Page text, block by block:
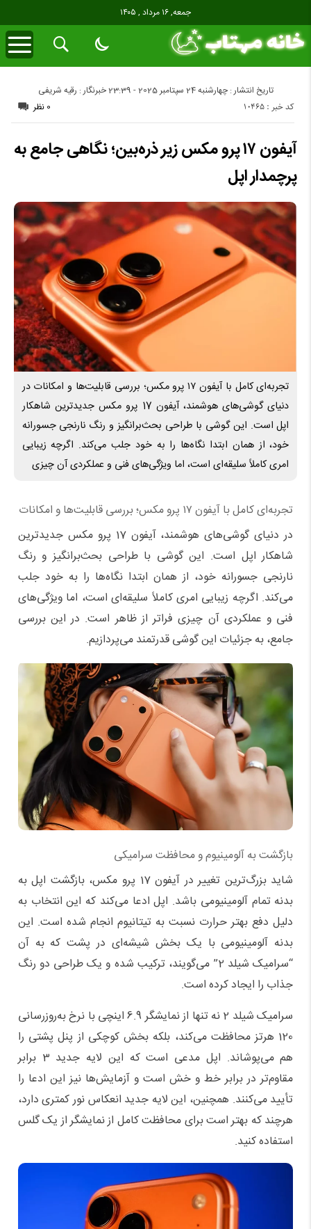
جمعه, ۱۶ مرداد , ۱۴۰۵
تاریخ انتشار : چهارشنبه 24 سپتامبر 2025 - 23:39 خبرنگار : رقیه شریفی
کد خبر : 10465 0 نظر
آیفون ۱۷ پرو مکس زیر ذره‌بین؛ نگاهی جامع به
پرچمدار اپل
تجربه‌ای کامل با آیفون ۱۷ پرو مکس؛ بررسی قابلیت‌ها و امکانات در
دنیای گوشی‌های هوشمند، آیفون 17 پرو مکس جدیدترین شاهکار
اپل است. این گوشی با طراحی بحث‌برانگیز و رنگ نارنجی جسورانه
خود، از همان ابتدا نگاه‌ها را به خود جلب می‌کند. اگرچه زیبایی
امری کاملاً سلیقه‌ای است، اما ویژگی‌های فنی و عملکردی آن چیزی
تجربه‌ای کامل با آیفون ۱۷ پرو مکس؛ بررسی قابلیت‌ها و امکانات
در دنیای گوشی‌های هوشمند، آیفون 17 پرو مکس جدیدترین
شاهکار اپل است. این گوشی با طراحی بحث‌برانگیز و رنگ
نارنجی جسورانه خود، از همان ابتدا نگاه‌ها را به خود جلب
می‌کند. اگرچه زیبایی امری کاملاً سلیقه‌ای است، اما ویژگی‌های
فنی و عملکردی آن چیزی فراتر از ظاهر است. در این بررسی
جامع، به جزئیات این گوشی قدرتمند می‌پردازیم.
بازگشت به آلومینیوم و محافظت سرامیکی
شاید بزرگ‌ترین تغییر در آیفون 17 پرو مکس، بازگشت اپل به
بدنه تمام آلومینیومی باشد. اپل ادعا می‌کند که این انتخاب به
دلیل دفع بهتر حرارت نسبت به تیتانیوم انجام شده است. این
بدنه آلومینیومی با یک بخش شیشه‌ای در پشت که به آن
“سرامیک شیلد 2” می‌گویند، ترکیب شده و یک طراحی دو رنگ
جذاب را ایجاد کرده است.
سرامیک شیلد 2 نه تنها از نمایشگر 6.9 اینچی با نرخ به‌روزرسانی
120 هرتز محافظت می‌کند، بلکه بخش کوچکی از پنل پشتی را
هم می‌پوشاند. اپل مدعی است که این لایه جدید 3 برابر
مقاوم‌تر در برابر خط و خش است و آزمایش‌ها نیز این ادعا را
تأیید می‌کنند. همچنین، این لایه جدید انعکاس نور کمتری دارد،
هرچند که بهتر است برای محافظت کامل از نمایشگر از یک گلس
استفاده کنید.